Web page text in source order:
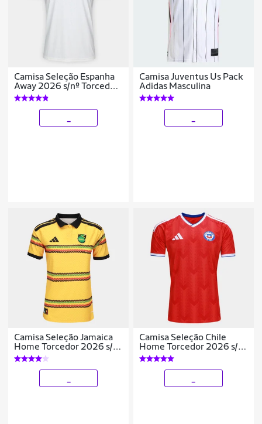
Camisa Seleção Espanha
Away 2026 s/nº Torcedor
Adidas Originals
Masculina
Camisa Juventus Us Pack
Adidas Masculina
Camisa Seleção Jamaica
Home Torcedor 2026 s/n
Adidas Feminina
Camisa Seleção Chile
Home Torcedor 2026 s/n
Adidas Masculina